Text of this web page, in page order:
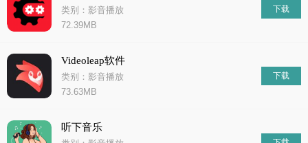
类别：影音播放
72.39MB
下载
Videoleap软件
类别：影音播放
73.63MB
下载
听下音乐